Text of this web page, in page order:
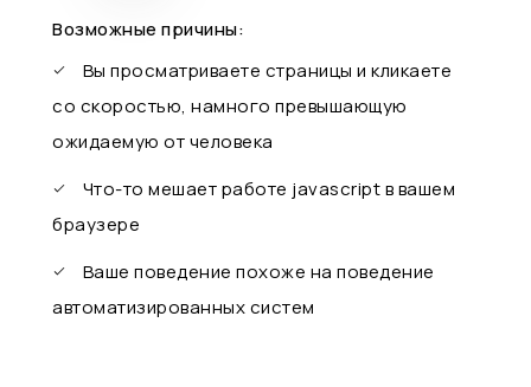
Возможные причины:
Вы просматриваете страницы и кликаете
со скоростью, намного превышающую
ожидаемую от человека
Что-то мешает работе javascript в вашем
браузере
Ваше поведение похоже на поведение
автоматизированных систем